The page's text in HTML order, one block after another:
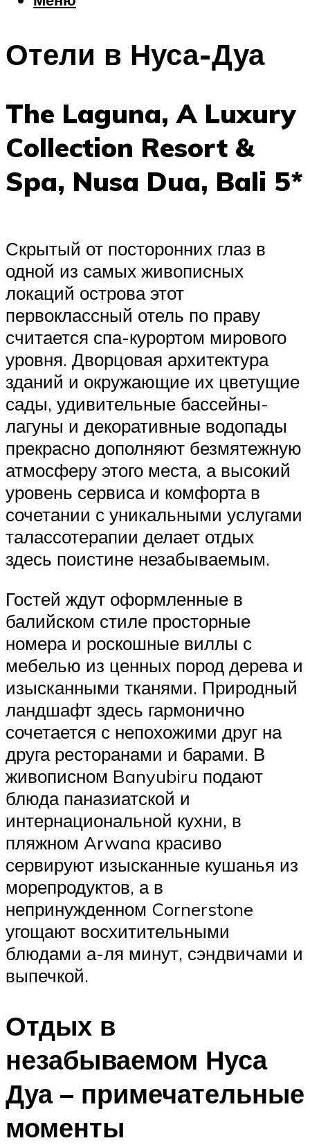
Шоппинг
Меню
Отели в Нуса-Дуа
The Laguna, A Luxury
Collection Resort &
Spa, Nusa Dua, Bali 5*
Скрытый от посторонних глаз в
одной из самых живописных
локаций острова этот
первоклассный отель по праву
считается спа-курортом мирового
уровня. Дворцовая архитектура
зданий и окружающие их цветущие
сады, удивительные бассейны-
лагуны и декоративные водопады
прекрасно дополняют безмятежную
атмосферу этого места, а высокий
уровень сервиса и комфорта в
сочетании с уникальными услугами
талассотерапии делает отдых
здесь поистине незабываемым.
Гостей ждут оформленные в
балийском стиле просторные
номера и роскошные виллы с
мебелью из ценных пород дерева и
изысканными тканями. Природный
ландшафт здесь гармонично
сочетается с непохожими друг на
друга ресторанами и барами. В
живописном Banyubiru подают
блюда паназиатской и
интернациональной кухни, в
пляжном Arwana красиво
сервируют изысканные кушанья из
морепродуктов, а в
непринужденном Cornerstone
угощают восхитительными
блюдами а-ля минут, сэндвичами и
выпечкой.
Отдых в
незабываемом Нуса
Дуа – примечательные
моменты